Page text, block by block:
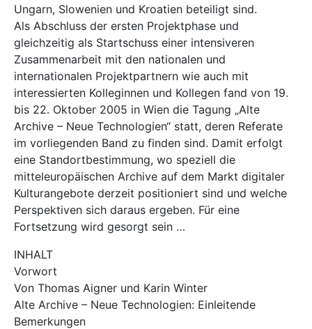
Ungarn, Slowenien und Kroatien beteiligt sind.
Als Abschluss der ersten Projektphase und
gleichzeitig als Startschuss einer intensiveren
Zusammenarbeit mit den nationalen und
internationalen Projektpartnern wie auch mit
interessierten Kolleginnen und Kollegen fand von 19.
bis 22. Oktober 2005 in Wien die Tagung „Alte
Archive – Neue Technologien“ statt, deren Referate
im vorliegenden Band zu finden sind. Damit erfolgt
eine Standortbestimmung, wo speziell die
mitteleuropäischen Archive auf dem Markt digitaler
Kulturangebote derzeit positioniert sind und welche
Perspektiven sich daraus ergeben. Für eine
Fortsetzung wird gesorgt sein …
INHALT
Vorwort
Von Thomas Aigner und Karin Winter
Alte Archive – Neue Technologien: Einleitende
Bemerkungen